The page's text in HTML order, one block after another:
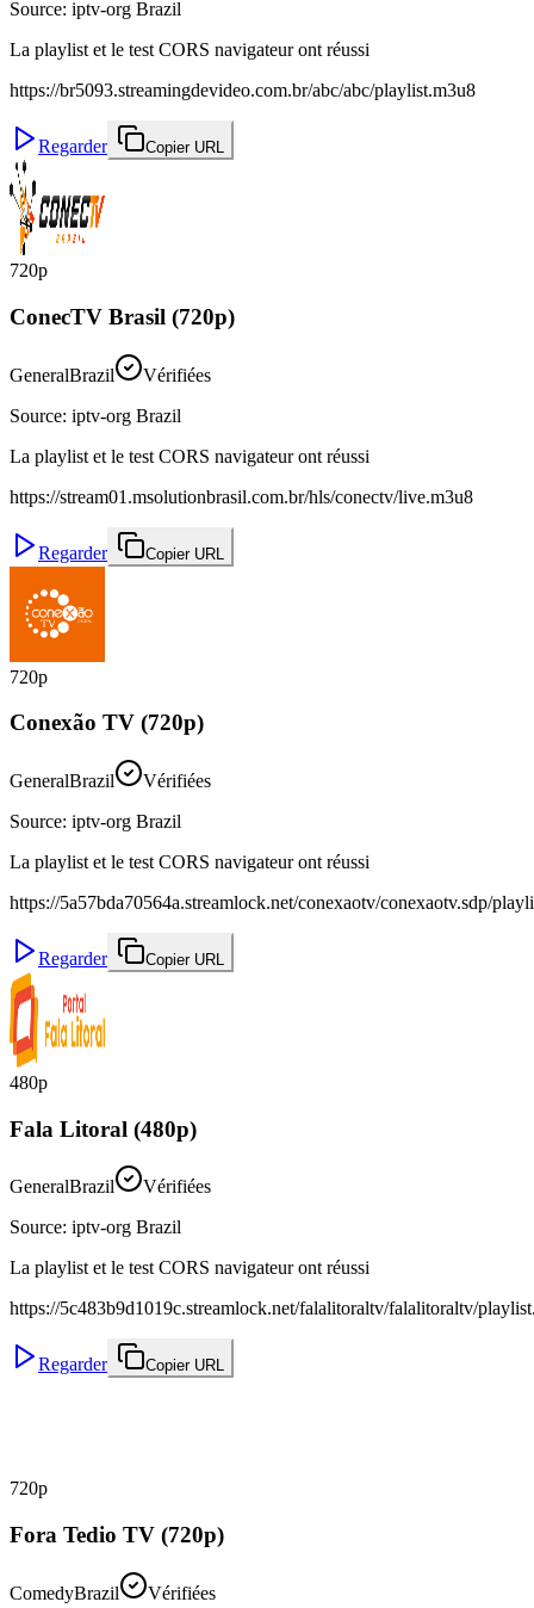
Source: iptv-org Brazil
La playlist et le test CORS navigateur ont réussi
https://br5093.streamingdevideo.com.br/abc/abc/playlist.m3u8
Regarder Copier URL
720p
ConecTV Brasil (720p)
GeneralBrazil
Vérifiées
Source: iptv-org Brazil
La playlist et le test CORS navigateur ont réussi
https://stream01.msolutionbrasil.com.br/hls/conectv/live.m3u8
Regarder Copier URL
720p
Conexão TV (720p)
GeneralBrazil
Vérifiées
Source: iptv-org Brazil
La playlist et le test CORS navigateur ont réussi
https://5a57bda70564a.streamlock.net/conexaotv/conexaotv.sdp/
Regarder Copier URL
480p
Fala Litoral (480p)
GeneralBrazil
Vérifiées
Source: iptv-org Brazil
La playlist et le test CORS navigateur ont réussi
https://5c483b9d1019c.streamlock.net/falalitoraltv/falalitoraltv/
Regarder Copier URL
720p
Fora Tedio TV (720p)
ComedyBrazil
Vérifiées